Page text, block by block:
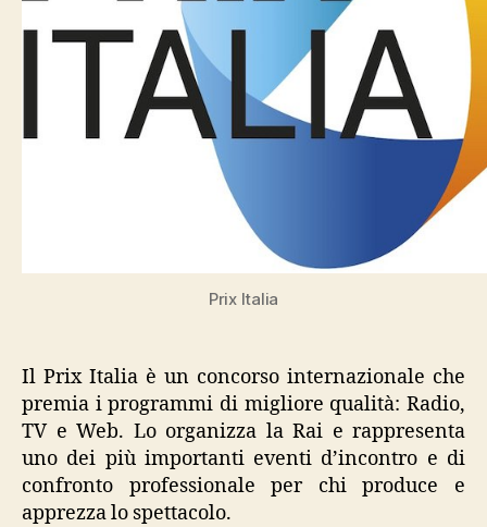
Prix Italia
Il Prix Italia è un concorso internazionale che
premia i programmi di migliore qualità: Radio,
TV e Web. Lo organizza la Rai e rappresenta
uno dei più importanti eventi d’incontro e di
confronto professionale per chi produce e
apprezza lo spettacolo.